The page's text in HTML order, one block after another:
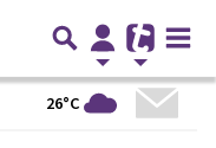
26°C